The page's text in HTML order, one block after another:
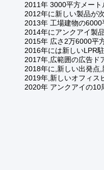
2011年 3000平方メー
2012年に新しい製品が
2013年 工場建物の
2014年にアンクアイ製
2015年 広さ2万6000平
2016年には新しいLPR
2017年,広範囲の広告ド
2018年に,新しい出発点
2019年,新しいオフィス
2020年 アンクアイの10